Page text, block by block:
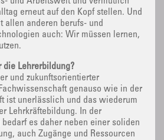
erneut auf den Kopf stellen. Und
anderen berufs- und
auch: Wir müssen lernen,
die Lehrerbildung?
und zukunftsorientierter
genauso wie in der
ist unerlässlich und das wiederum
Lehrkräftebildung. In der
es daher neben einer soliden
auch Zugänge und Ressourcen